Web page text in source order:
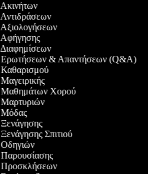
Ακινήτων
Αντιδράσεων
Αξιολογήσεων
Αφήγησης
Διαφημίσεων
Ερωτήσεων & Απαντήσεων (Q&A)
Καθαρισμού
Μαθημάτων Χορού
Μαρτυριών
Μόδας
Ξενάγησης
Σπιτιού
Οδηγιών
Παρουσίασης
Προσκλήσεων